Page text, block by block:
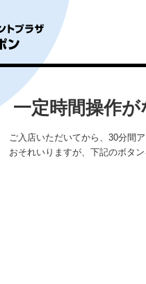
一定時間操作
ご入店いただいてから、30分間
おそれいりますが、下記のボタ